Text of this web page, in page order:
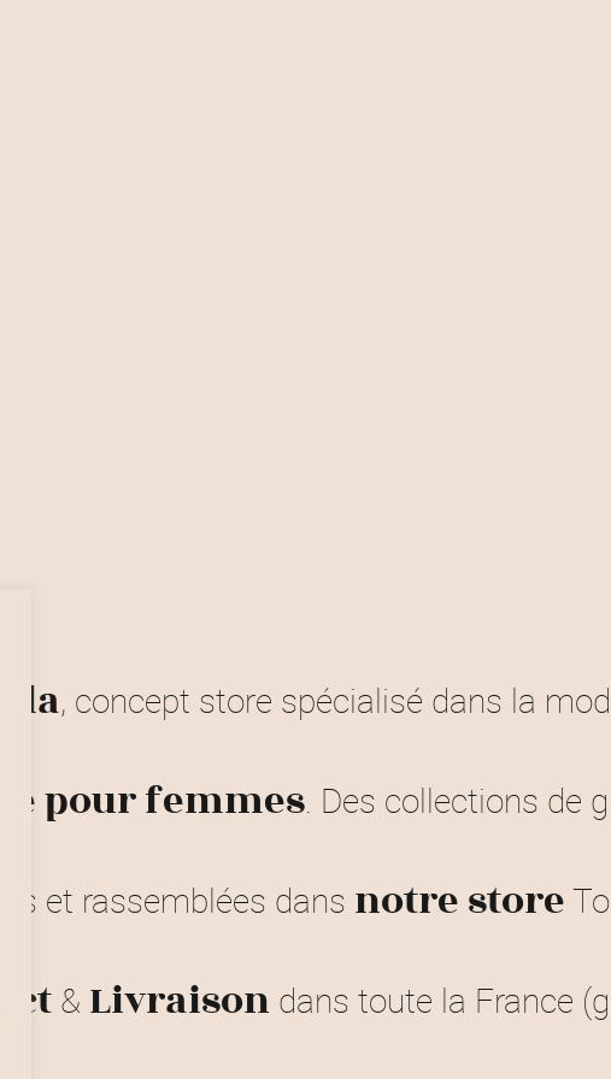
, concept store spécialisé dans la
pour femmes. Des collections de
et rassemblées dans notre store
& Livraison dans toute la France